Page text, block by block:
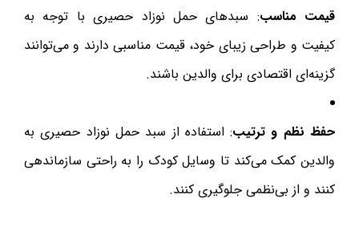
قیمت مناسب: سبدهای حمل نوزاد حصیری با توجه به
کیفیت و طراحی زیبای خود، قیمت مناسبی دارند و می‌توانند
گزینه‌ای اقتصادی برای والدین باشند.
حفظ نظم و ترتیب: استفاده از سبد حمل نوزاد حصیری به
والدین کمک می‌کند تا وسایل کودک را به راحتی سازماندهی
کنند و از بی‌نظمی جلوگیری کنند.